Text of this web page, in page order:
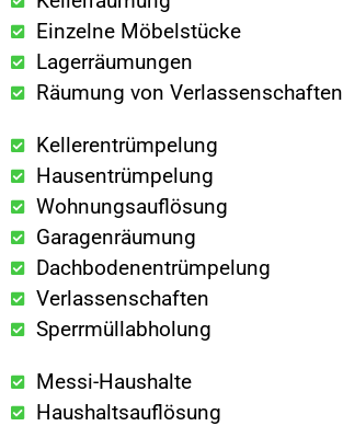
Einzelne Möbelstücke
Lagerräumungen
Räumung von Verlassenschaften
Kellerentrümpelung
Hausentrümpelung
Wohnungsauflösung
Garagenräumung
Dachbodenentrümpelung
Verlassenschaften
Sperrmüllabholung
Messi-Haushalte
Haushaltsauflösung